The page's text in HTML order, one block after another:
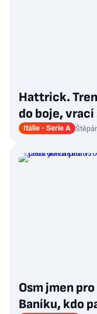
Hattrick.
do boje,
Itálie - Serie A
Osm jmen
Baníku, kdo